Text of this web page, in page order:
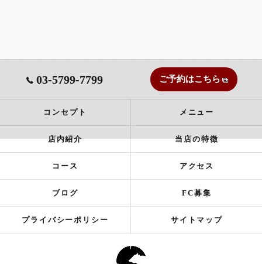
03-5799-7799 ご予約はこちら
コンセプト メニュー
店内紹介 当店の特徴
コース アクセス
ブログ FC募集
プライバシーポリシー サイトマップ